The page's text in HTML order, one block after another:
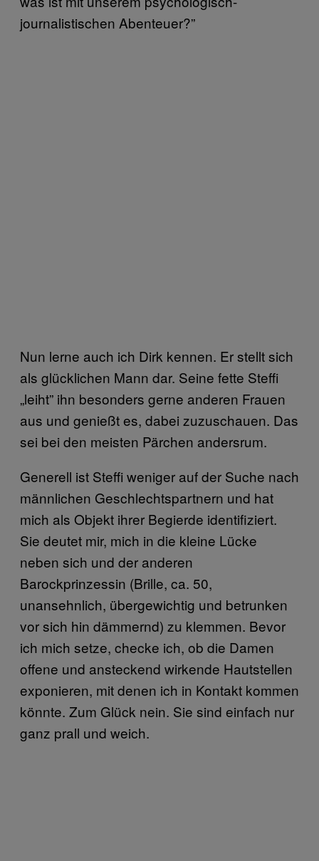
journalistischen Abenteuer?”
Nun lerne auch ich Dirk kennen. Er stellt sich
als glücklichen Mann dar. Seine fette Steffi
„leiht” ihn besonders gerne anderen Frauen
aus und genießt es, dabei zuzuschauen. Das
sei bei den meisten Pärchen andersrum.
Generell ist Steffi weniger auf der Suche nach
männlichen Geschlechtspartnern und hat
mich als Objekt ihrer Begierde identifiziert.
Sie deutet mir, mich in die kleine Lücke
neben sich und der anderen
Barockprinzessin (Brille, ca. 50,
unansehnlich, übergewichtig und betrunken
vor sich hin dämmernd) zu klemmen. Bevor
ich mich setze, checke ich, ob die Damen
offene und ansteckend wirkende Hautstellen
exponieren, mit denen ich in Kontakt kommen
könnte. Zum Glück nein. Sie sind einfach nur
ganz prall und weich.